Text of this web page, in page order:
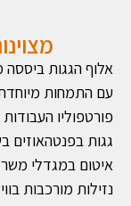
אלוף הגגות
עם התמחות מיוחדת
פורטפוליו
גגות בפנטהאוזים
איטום במגדלי
נזילות מורכבות